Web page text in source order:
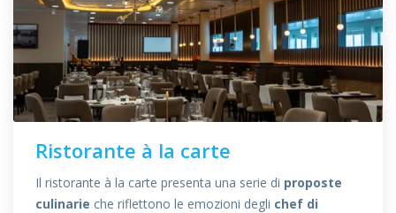
Ristorante à la carte
Il ristorante à la carte presenta una serie di proposte
culinarie che riflettono le emozioni degli chef di